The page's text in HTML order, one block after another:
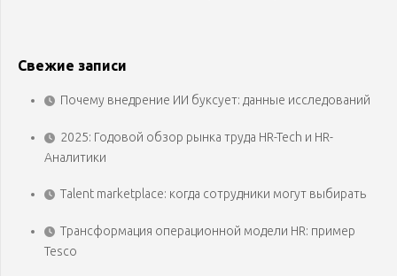
Свежие записи
Почему внедрение ИИ буксует: данные исследований
2025: Годовой обзор рынка труда HR-Tech и HR-
Аналитики
Talent marketplace: когда сотрудники могут выбирать
Трансформация операционной модели HR: пример
Tesco